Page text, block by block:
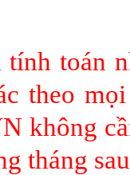
toán
theo
không
tháng